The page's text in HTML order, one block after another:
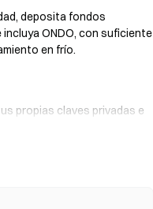
deposita fondos
ONDO, con suficiente
en frío.
propias claves privadas e
de respaldar bajo